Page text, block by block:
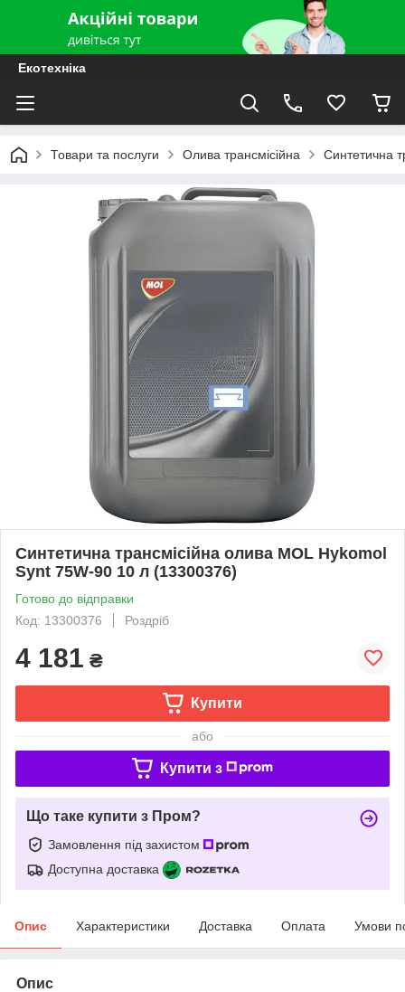
Екотехніка
Товари та послуги Олива трансмісійна Синтетична
Синтетична трансмісійна олива MOL Hykomol
Synt 75W-90 10 л (13300376)
Готово до відправки
Код: 13300376
Роздріб
4 181 ₴
Купити
або
Купити з
Що таке купити з Пром?
Замовлення під захистом
Доступна доставка
Опис Характеристики Доставка Оплата Умови
Опис